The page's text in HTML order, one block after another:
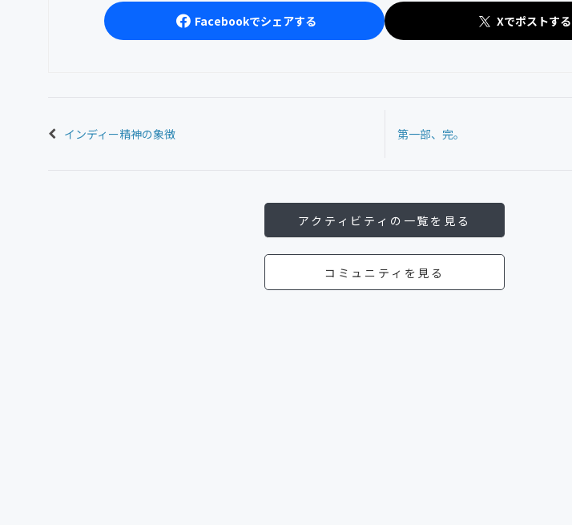
Facebookでシェアする Xでポストする
インディー精神の象徴 第一部、完。
アクティビティの一覧を見る
コミュニティを見る